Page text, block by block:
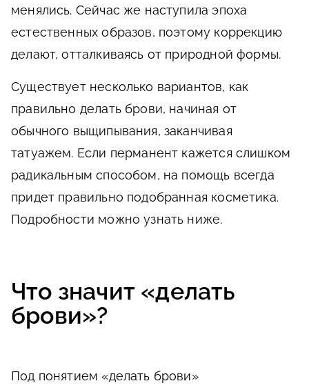
менялись. Сейчас же наступила эпоха
естественных образов, поэтому коррекцию
делают, отталкиваясь от природной формы.
Существует несколько вариантов, как
правильно делать брови, начиная от
обычного выщипывания, заканчивая
татуажем. Если перманент кажется слишком
радикальным способом, на помощь всегда
придет правильно подобранная косметика.
Подробности можно узнать ниже.
Что значит «делать
брови»?
Под понятием «делать брови»